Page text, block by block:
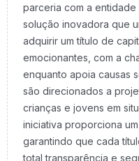
parceria com a entidade
solução inovadora que
adquirir um título de
emocionantes, com a
enquanto apoia causas
são direcionados a
crianças e jovens em
iniciativa proporciona
garantindo que cada
total transparência e